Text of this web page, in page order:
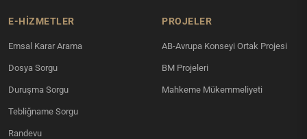
E-HİZMETLER
Emsal Karar Arama
Dosya Sorgu
Duruşma Sorgu
Tebliğname Sorgu
Randevu
PROJELER
AB-Avrupa Konseyi Ortak Projesi
BM Projeleri
Mahkeme Mükemmeliyeti